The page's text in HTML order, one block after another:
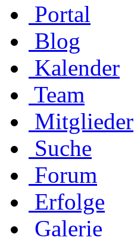
Portal
Blog
Kalender
Team
Mitglieder
Suche
Forum
Erfolge
Galerie